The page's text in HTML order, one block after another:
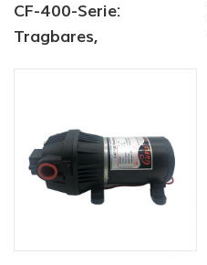
CF-400-Serie:
Tragbares,
elektrischer
Wasserpumpe für
Schiffe